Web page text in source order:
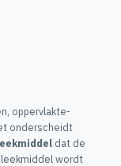
oppervlakte-
onderscheidt
dat de
wordt